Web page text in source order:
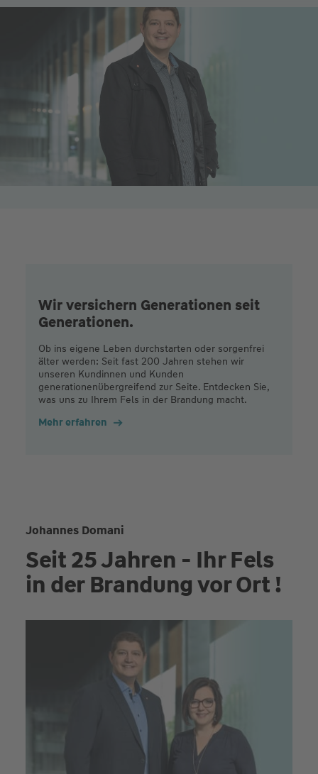
Wir versichern Generationen seit
Generationen.
Ob ins eigene Leben durchstarten oder sorgenfrei
älter werden: Seit fast 200 Jahren stehen wir
unseren Kundinnen und Kunden
generationenübergreifend zur Seite. Entdecken Sie,
was uns zu Ihrem Fels in der Brandung macht.
Mehr erfahren
Johannes Domani
Seit 25 Jahren - Ihr Fels
in der Brandung vor Ort !